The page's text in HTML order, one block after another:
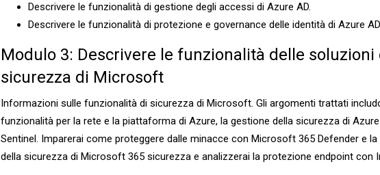
Descrivere le funzionalità di gestione degli accessi di Azure AD.
Descrivere le funzionalità di protezione e governance delle identità di Azure
Modulo 3: Descrivere le funzionalità delle soluzioni
sicurezza di Microsoft
Informazioni sulle funzionalità di sicurezza di Microsoft. Gli argomenti trattati
funzionalità per la rete e la piattaforma di Azure, la gestione della sicurezza di
Sentinel. Imparerai come proteggere dalle minacce con Microsoft 365 Defender e la
della sicurezza di Microsoft 365 sicurezza e analizzerai la protezione endpoint con